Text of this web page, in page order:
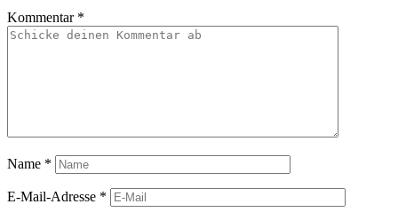
Kommentar *
Name *
E-Mail-Adresse *